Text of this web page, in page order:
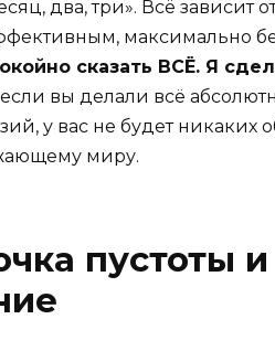
два, три». Всё зависит
максимально
сказать ВСЁ. Я
если вы делали всё
у вас не будет никаких
миру.
пустоты